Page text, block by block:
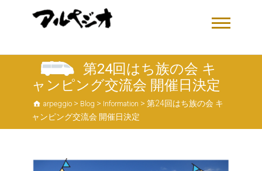
第24回はち族の会 キ
ャンピング交流会 開催日決定
arpeggio > Blog > Information > 第24回はち族の会 キ
ャンピング交流会 開催日決定